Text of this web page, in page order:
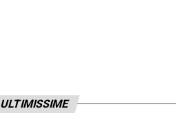
ULTIMISSIME